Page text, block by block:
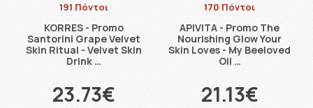
191 Πόντοι
KORRES - Promo
Santorini Grape Velvet
Skin Ritual - Velvet Skin
Drink …
23.73€
170 Πόντοι
APIVITA - Promo The
Nourishing Glow Your
Skin Loves - My Beeloved
Oil …
21.13€